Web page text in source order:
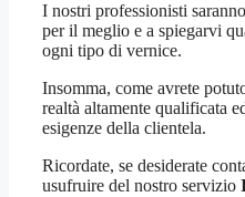
I nostri professionisti
per il meglio e a spiegarvi
ogni tipo di vernice.
Insomma, come avrete
realtà altamente qualificata
esigenze della clientela.
Ricordate, se desiderate
usufruire del nostro servizio